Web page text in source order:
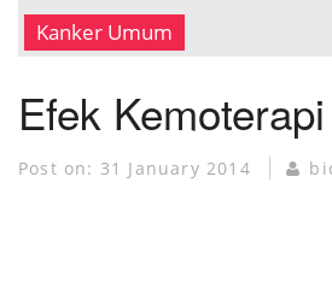
MUSEUM KANKER
Kanker Umum
Efek Kemoterapi
Post on: 31 January 2014